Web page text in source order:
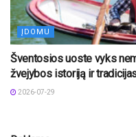
ĮDOMU
Šventosios uoste vyks
žvejybos istoriją ir
2026-07-29